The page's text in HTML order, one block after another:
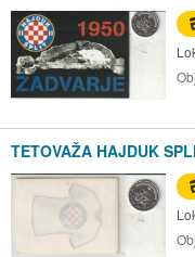
TETOVAŽA HAJDUK